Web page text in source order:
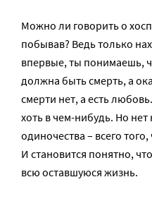
Можно ли говорить о
побывав? Ведь только
впервые, ты понимаешь,
должна быть смерть, а
смерти нет, а есть
хоть в чем-нибудь. Но
одиночества – всего
И становится понятно,
всю оставшуюся жизнь.